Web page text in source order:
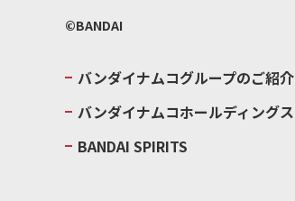
©BANDAI
バンダイナムコグループのご紹介
バンダイナムコホールディングス
BANDAI SPIRITS